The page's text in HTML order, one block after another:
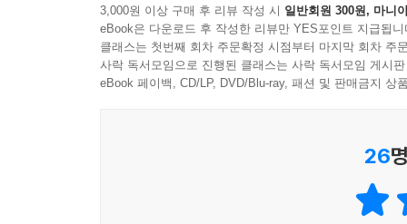
이 책은 인간의 뇌는 끊임없이 변화할 수 있다는
희망을 끈을 놓지 않았던 아낫 바니엘과 수많은
아낫 바니엘 치유법의 목표는 단 하나, 잠들어
책을 통해서 저자는 아이의 풍부한 잠재력에
3,000원 이상 구매 후 리뷰 작성 시 일반회원 300원, 마니
eBook은 다운로드 후 작성한 리뷰만 YES포인트 지급됩니
클래스는 첫번째 회차 주문확정 시점부터 마지막 회차 주
사락 독서모임으로 진행된 클래스는 사락 독서모임 게시
eBook 페이백, CD/LP, DVD/Blu-ray, 패션 및 판매금지 상
26